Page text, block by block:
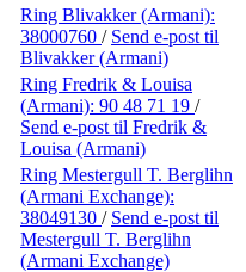
Ring Blivakker (Armani):
38000760 / Send e-post til
Blivakker (Armani)
Ring Fredrik & Louisa
(Armani): 90 48 71 19 /
Send e-post til Fredrik &
Louisa (Armani)
Ring Mestergull T. Berglihn
(Armani Exchange):
38049130 / Send e-post til
Mestergull T. Berglihn
(Armani Exchange)